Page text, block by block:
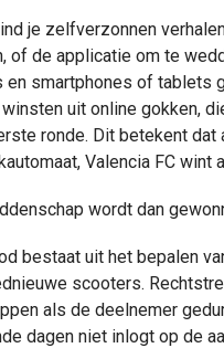
je zelfverzonnen
of de applicatie om te
en smartphones of tablets
uit online gokken,
ronde. Dit betekent
Valencia FC wint
wordt dan
bestaat uit het bepalen
scooters.
als de deelnemer
dagen niet inlogt op de